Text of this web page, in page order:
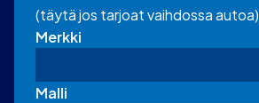
(täytä jos tarjoat vaihdossa autoa)
Merkki
Malli